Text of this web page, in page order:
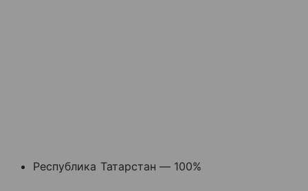
Республика Татарстан — 100%